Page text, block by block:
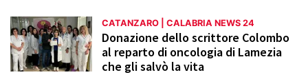
CATANZARO | CALABRIA NEWS 24
Donazione dello scrittore Colombo
al reparto di oncologia di Lamezia
che gli salvò la vita